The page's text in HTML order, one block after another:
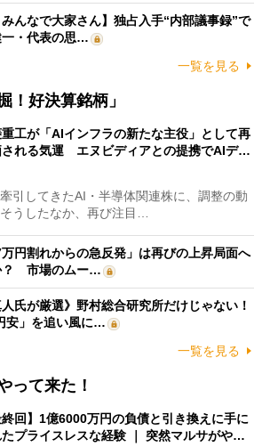
みんなで大家さん】独占入手“内部議事録”で
一・代表の思…
一覧を見る
！好決算銘柄」
工が「AIインフラの新たな主役」として再
される気運 エヌビディアとの提携でAIデ…
引してきたAI・半導体関連株に、調整の動
うしたなか、再び注目…
円割れからの急反発」は再びの上昇局面へ
？ 市場のムー…
人氏が厳選》野村総合研究所だけじゃない！
安」を追い風に…
一覧を見る
って来た！
終回】1億6000万円の負債と引き換えに手に
たプライスレスな経験 ｜ 突然マルサがや…